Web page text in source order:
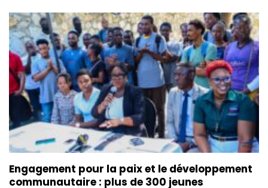
Engagement pour la paix et le développement
communautaire : plus de 300 jeunes